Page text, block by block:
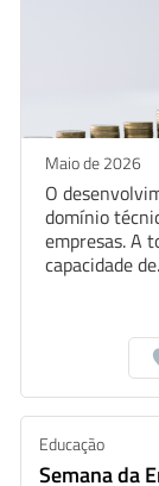
Maio de 2026
O
domínio
empresas. A
capacidade
Educação
Semana da